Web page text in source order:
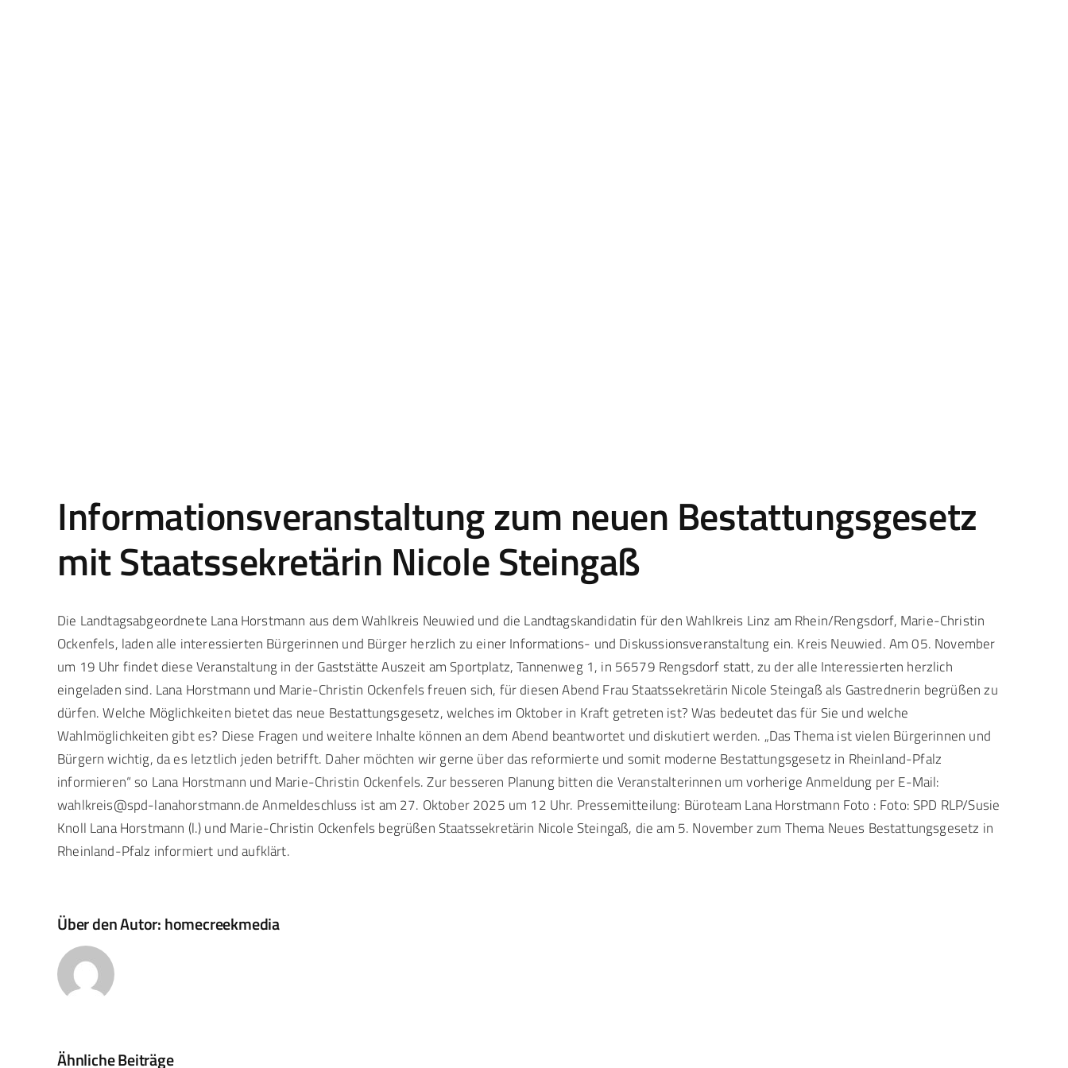
Informationsveranstaltung zum neuen Bestattungsgesetz
mit Staatssekretärin Nicole Steingaß
Die Landtagsabgeordnete Lana Horstmann aus dem Wahlkreis Neuwied und die Landtagskandidatin für den Wahlkreis Linz am Rhein/Rengsdorf, Marie-Christin
Ockenfels, laden alle interessierten Bürgerinnen und Bürger herzlich zu einer Informations- und Diskussionsveranstaltung ein. Kreis Neuwied. Am 05. November
um 19 Uhr findet diese Veranstaltung in der Gaststätte Auszeit am Sportplatz, Tannenweg 1, in 56579 Rengsdorf statt, zu der alle Interessierten herzlich
eingeladen sind. Lana Horstmann und Marie-Christin Ockenfels freuen sich, für diesen Abend Frau Staatssekretärin Nicole Steingaß als Gastrednerin begrüßen zu
dürfen. Welche Möglichkeiten bietet das neue Bestattungsgesetz, welches im Oktober in Kraft getreten ist? Was bedeutet das für Sie und welche
Wahlmöglichkeiten gibt es? Diese Fragen und weitere Inhalte können an dem Abend beantwortet und diskutiert werden. „Das Thema ist vielen Bürgerinnen und
Bürgern wichtig, da es letztlich jeden betrifft. Daher möchten wir gerne über das reformierte und somit moderne Bestattungsgesetz in Rheinland-Pfalz
informieren“ so Lana Horstmann und Marie-Christin Ockenfels. Zur besseren Planung bitten die Veranstalterinnen um vorherige Anmeldung per E-Mail:
wahlkreis@spd-lanahorstmann.de Anmeldeschluss ist am 27. Oktober 2025 um 12 Uhr. Pressemitteilung: Büroteam Lana Horstmann Foto : Foto: SPD RLP/Susie
Knoll Lana Horstmann (l.) und Marie-Christin Ockenfels begrüßen Staatssekretärin Nicole Steingaß, die am 5. November zum Thema Neues Bestattungsgesetz in
Rheinland-Pfalz informiert und aufklärt.
Über den Autor:homecreekmedia
Ähnliche Beiträge